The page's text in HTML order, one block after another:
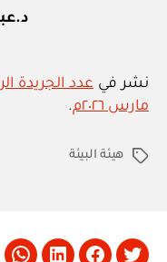
نشر في
مارس ٢٠٢٦م
.
الوسومهيئة البيئة